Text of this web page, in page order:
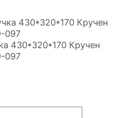
430*320*170 Кручен
097